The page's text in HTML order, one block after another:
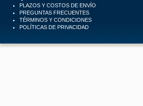
PLAZOS Y COSTOS DE ENVÍO
PREGUNTAS FRECUENTES
TÉRMINOS Y CONDICIONES
POLÍTICAS DE PRIVACIDAD